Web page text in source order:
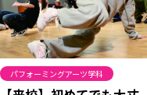
パフォーミングアーツ学科